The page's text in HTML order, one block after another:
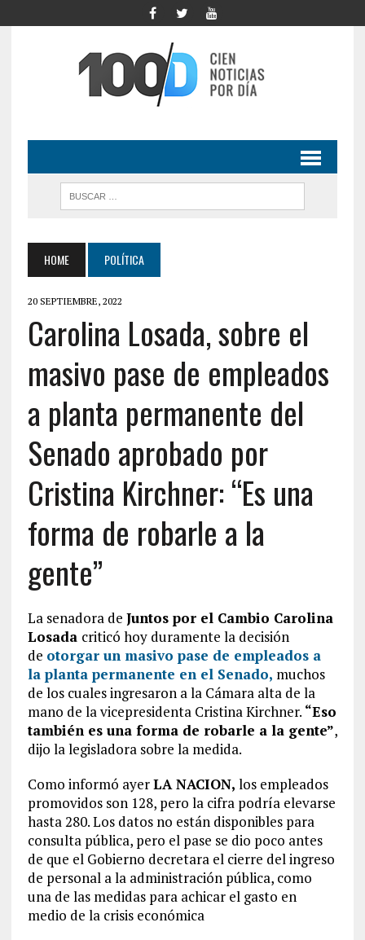
HOME POLÍTICA
20 SEPTIEMBRE, 2022
Carolina Losada, sobre el
masivo pase de empleados
a planta permanente del
Senado aprobado por
Cristina Kirchner: “Es una
forma de robarle a la
gente”
La senadora de Juntos por el Cambio Carolina
Losada criticó hoy duramente la decisión
de otorgar un masivo pase de empleados a
la planta permanente en el Senado, muchos
de los cuales ingresaron a la Cámara alta de la
mano de la vicepresidenta Cristina Kirchner. “Eso
también es una forma de robarle a la gente”,
dijo la legisladora sobre la medida.
Como informó ayerLA NACION, los empleados
promovidos son 128, pero la cifra podría elevarse
hasta 280. Los datos no están disponibles para
consulta pública, pero el pase se dio poco antes
de que el Gobierno decretara el cierre del ingreso
de personal a la administración pública, como
una de las medidas para achicar el gasto en
medio de la crisis económica